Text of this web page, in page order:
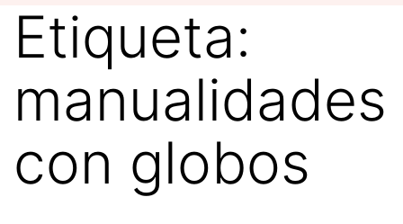
Etiqueta:
manualidades
con globos